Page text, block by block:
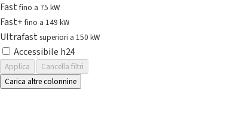
Fastfino a 75 kW
Fast+fino a 149 kW
Ultrafast superiori a 150 kW
Accessibile h24
Applica
Cancella filtri
Carica altre colonnine